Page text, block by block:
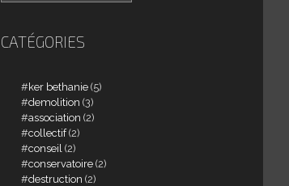
CATÉGORIES
ker bethanie (5)
demolition (3)
association (2)
collectif(2)
conseil (2)
conservatoire (2)
destruction (2)